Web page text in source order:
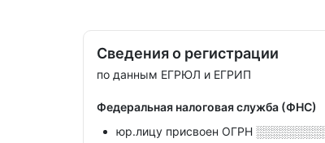
Сведения о регистрации
по данным ЕГРЮЛ и ЕГРИП
Федеральная налоговая служба (ФНС)
юр.лицу присвоен ОГРН